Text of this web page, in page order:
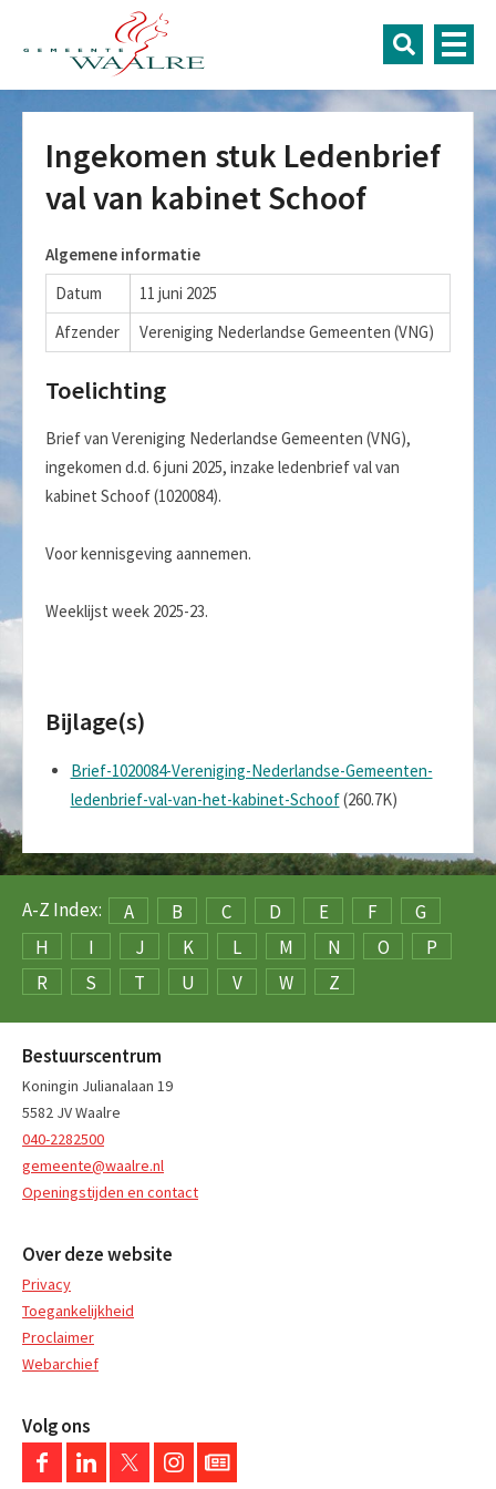
Ingekomen stuk Ledenbrief
val van kabinet Schoof
Algemene informatie
Datum
11 juni 2025
Afzender
Vereniging Nederlandse Gemeenten (VNG)
Toelichting
Brief van Vereniging Nederlandse Gemeenten (VNG),
ingekomen d.d. 6 juni 2025, inzake ledenbrief val van
kabinet Schoof (1020084).
Voor kennisgeving aannemen.
Weeklijst week 2025-23.
Bijlage(s)
Brief-1020084-Vereniging-Nederlandse-Gemeenten-
ledenbrief-val-van-het-kabinet-Schoof(260.7K)
A-Z Index: A B C D E F
G
H
I J K L M N O
P
R
S T U V W Z
Bestuurscentrum
Koningin Julianalaan 19
5582 JV Waalre
040-2282500
gemeente@waalre.nl
Openingstijden en contact
Over deze website
Privacy
Toegankelijkheid
Proclaimer
Webarchief
Volg ons